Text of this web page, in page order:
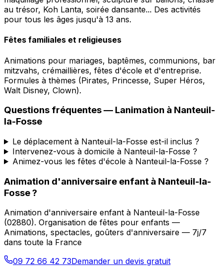
au trésor, Koh Lanta, soirée dansante... Des activités
pour tous les âges jusqu'à 13 ans.
Fêtes familiales et religieuses
Animations pour mariages, baptêmes, communions, bar
mitzvahs, crémaillières, fêtes d'école et d'entreprise.
Formules à thèmes (Pirates, Princesse, Super Héros,
Walt Disney, Clown).
Questions fréquentes — Lanimation à Nanteuil-
la-Fosse
Le déplacement à Nanteuil-la-Fosse est-il inclus ?
Intervenez-vous à domicile à Nanteuil-la-Fosse ?
Animez-vous les fêtes d'école à Nanteuil-la-Fosse ?
Animation d'anniversaire enfant à Nanteuil-la-
Fosse?
Animation d'anniversaire enfant à Nanteuil-la-Fosse
(02880). Organisation de fêtes pour enfants —
Animations, spectacles, goûters d'anniversaire — 7j/7
dans toute la France
09 72 66 42 73Demander un devis gratuit